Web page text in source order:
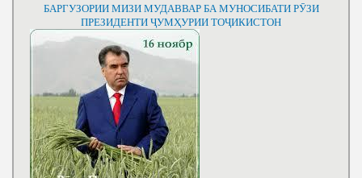
БАРГУЗОРИИ МИЗИ МУДАВВАР БА МУНОСИБАТИ РӮЗИ
ПРЕЗИДЕНТИ ҶУМҲУРИИ ТОҶИКИСТОН